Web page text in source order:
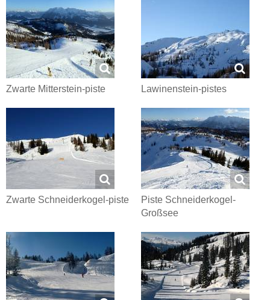
Zwarte Mitterstein-piste Lawinenstein-pistes
Zwarte Schneiderkogel-piste
Piste Schneiderkogel-
Großsee